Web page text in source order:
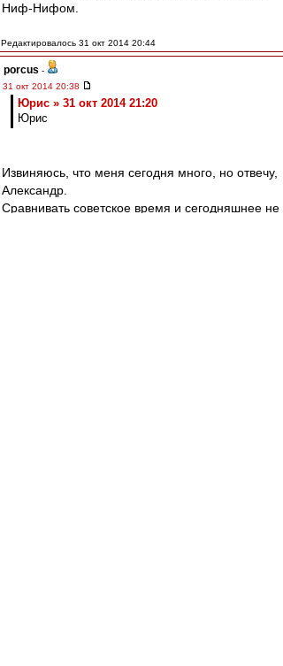
Ниф-Нифом.
Редактировалось 31 окт 2014 20:44
porcus -
31 окт 2014 20:38
Юрис » 31 окт 2014 21:20
Юрис
Извиняюсь, что меня сегодня много, но отвечу,
Александр.
Сравнивать советское время и сегодняшнее не